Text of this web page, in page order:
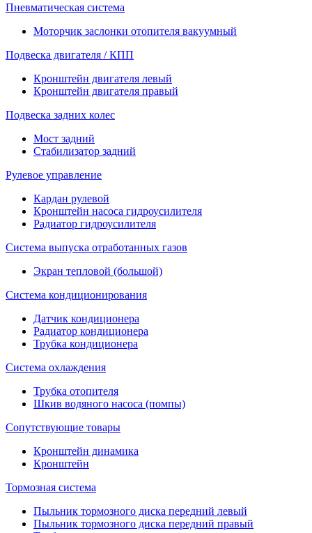
Пневматическая система
Моторчик заслонки отопителя вакуумный
Подвеска двигателя / КПП
Кронштейн двигателя левый
Кронштейн двигателя правый
Подвеска задних колес
Мост задний
Стабилизатор задний
Рулевое управление
Кардан рулевой
Кронштейн насоса гидроусилителя
Радиатор гидроусилителя
Система выпуска отработанных газов
Экран тепловой (большой)
Система кондиционирования
Датчик кондиционера
Радиатор кондиционера
Трубка кондиционера
Система охлаждения
Трубка отопителя
Шкив водяного насоса (помпы)
Сопутствующие товары
Кронштейн динамика
Кронштейн
Тормозная система
Пыльник тормозного диска передний левый
Пыльник тормозного диска передний правый